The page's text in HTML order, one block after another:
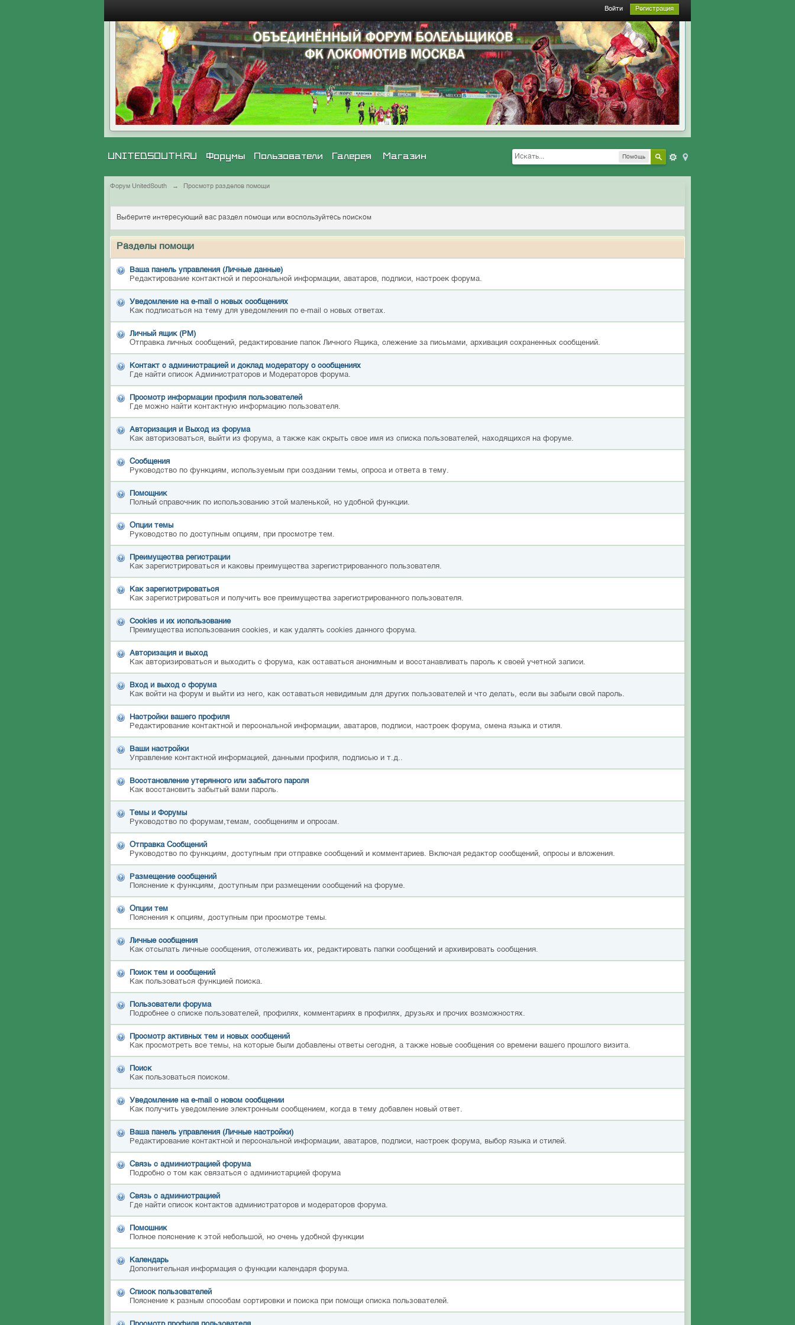
Войти Регистрация
Помощь
UNITEDSOUTH.RU Галерея Магазин
Форумы Пользователи
Форум UnitedSouth → Просмотр разделов помощи
Выберите интересующий вас раздел помощи или воспользуйтесь поиском
Разделы помощи
Ваша панель управления (Личные данные)
Редактирование контактной и персональной информации, аватаров, подписи, настроек форума.
Уведомление на e-mail о новых сообщениях
Как подписаться на тему для уведомления по e-mail о новых ответах.
Личный ящик (PM)
Отправка личных сообщений, редактирование папок Личного Ящика, слежение за письмами, архивация сохраненных сообщений.
Контакт с администрацией и доклад модератору о сообщениях
Где найти список Администраторов и Модераторов форума.
Просмотр информации профиля пользователей
Где можно найти контактную информацию пользователя.
Авторизация и Выход из форума
Как авторизоваться, выйти из форума, а также как скрыть свое имя из списка пользователей, находящихся на форуме.
Сообщения
Руководство по функциям, используемым при создании темы, опроса и ответа в тему.
Помощник
Полный справочник по использованию этой маленькой, но удобной функции.
Опции темы
Руководство по доступным опциям, при просмотре тем.
Преимущества регистрации
Как зарегистрироваться и каковы преимущества зарегистрированного пользователя.
Как зарегистрироваться
Как зарегистрироваться и получить все преимущества зарегистрированного пользователя.
Cookies и их использование
Преимущества использования cookies, и как удалять cookies данного форума.
Авторизация и выход
Как авторизироваться и выходить с форума, как оставаться анонимным и восстанавливать пароль к своей учетной записи.
Вход и выход с форума
Как войти на форум и выйти из него, как оставаться невидимым для других пользователей и что делать, если вы забыли свой пароль.
Настройки вашего профиля
Редактирование контактной и персональной информации, аватаров, подписи, настроек форума, смена языка и стиля.
Ваши настройки
Управление контактной информацией, данными профиля, подписью и т.д..
Восстановление утерянного или забытого пароля
Как восстановить забытый вами пароль.
Темы и Форумы
Руководство по форумам,темам, сообщениям и опросам.
Отправка Сообщений
Руководство по функциям, доступным при отправке сообщений и комментариев. Включая редактор сообщений, опросы и вложения.
Размещение сообщений
Пояснение к функциям, доступным при размещении сообщений на форуме.
Опции тем
Пояснения к опциям, доступным при просмотре темы.
Личные сообщения
Как отсылать личные сообщения, отслеживать их, редактировать папки сообщений и архивировать сообщения.
Поиск тем и сообщений
Как пользоваться функцией поиска.
Пользователи форума
Подробнее о списке пользователей, профилях, комментариях в профилях, друзьях и прочих возможностях.
Просмотр активных тем и новых сообщений
Как просмотреть все темы, на которые были добавлены ответы сегодня, а также новые сообщения со времени вашего прошлого визита.
Поиск
Как пользоваться поиском.
Уведомление на е-mail о новом сообщении
Как получить уведомление электронным сообщением, когда в тему добавлен новый ответ.
Ваша панель управления (Личные настройки)
Редактирование контактной и персональной информации, аватаров, подписи, настроек форума, выбор языка и стилей.
Связь с администрацией форума
Подробно о том как связаться с администарцией форума
Связь с администрацией
Где найти список контактов администраторов и модераторов форума.
Помошник
Полное пояснение к этой небольшой, но очень удобной функции
Календарь
Дополнительная информация о функции календаря форума.
Список пользователей
Пояснение к разным способам сортировки и поиска при помощи списка пользователей.